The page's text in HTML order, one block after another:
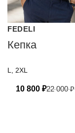
FEDELI
Кепка
L, 2XL
10 800 ₽22 000₽